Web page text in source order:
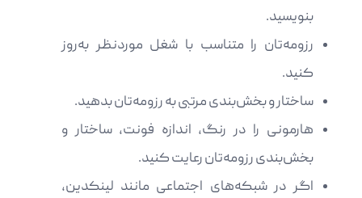
بنویسید.
رزومه‌تان را متناسب با شغل موردنظر به‌روز
کنید.
ساختار و بخش‌بندی مرتبی به رزومه‌تان بدهید.
هارمونی را در رنگ، اندازه فونت، ساختار و
بخش‌بندی رزومه‌‌تان رعایت کنید.
اگر در شبکه‌های اجتماعی مانند لینکدین،